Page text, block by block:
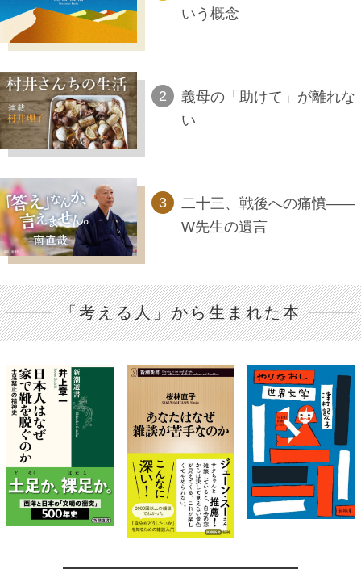
いう概念
義母の「助けて」が離れな
い
二十三、戦後への痛憤――
W先生の遺言
「考える人」から生まれた本